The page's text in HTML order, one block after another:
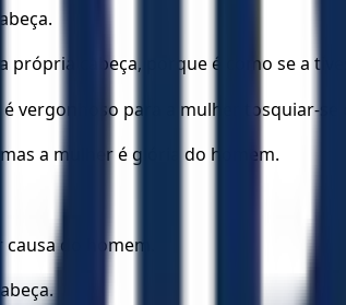
própria cabeça, porque é como se a
vergonhoso para a mulher tosquiar-se
a mulher é glória do homem.
do homem.